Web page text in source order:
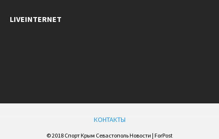
LIVEINTERNET
КОНТАКТЫ
© 2018 Спорт Крым Севастополь Новости | ForPost